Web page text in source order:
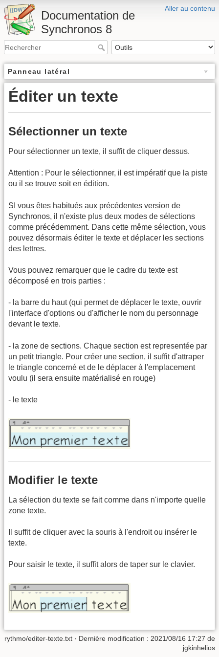
Aller au contenu
Documentation de
Synchronos 8
Panneau latéral
Éditer un texte
Sélectionner un texte
Pour sélectionner un texte, il suffit de cliquer dessus.
Attention : Pour le sélectionner, il est impératif que la piste
ou il se trouve soit en édition.
SI vous êtes habitués aux précédentes version de
Synchronos, il n'existe plus deux modes de sélections
comme précédemment. Dans cette même sélection, vous
pouvez désormais éditer le texte et déplacer les sections
des lettres.
Vous pouvez remarquer que le cadre du texte est
décomposé en trois parties :
- la barre du haut (qui permet de déplacer le texte, ouvrir
l'interface d'options ou d'afficher le nom du personnage
devant le texte.
- la zone de sections. Chaque section est representée par
un petit triangle. Pour créer une section, il suffit d'attraper
le triangle concerné et de le déplacer à l'emplacement
voulu (il sera ensuite matérialisé en rouge)
- le texte
Modifier le texte
La sélection du texte se fait comme dans n'importe quelle
zone texte.
Il suffit de cliquer avec la souris à l'endroit ou insérer le
texte.
Pour saisir le texte, il suffit alors de taper sur le clavier.
rythmo/editer-texte.txt · Dernière modification : 2021/08/16 17:27 de
jgkinhelios